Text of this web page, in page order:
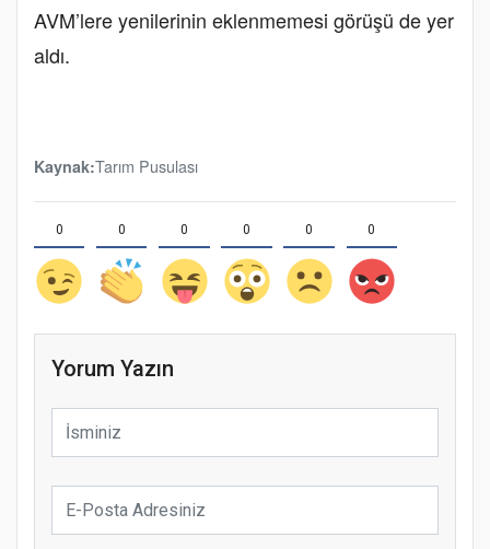
AVM’lere yenilerinin eklenmemesi görüşü de yer
aldı.
Kaynak:Tarım Pusulası
0 0 0 0 0 0
Yorum Yazın